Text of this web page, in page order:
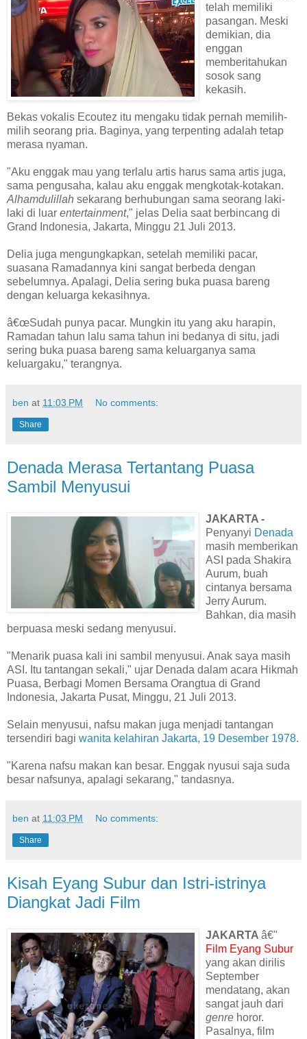
telah memiliki
pasangan. Meski
demikian, dia
enggan
memberitahukan
sosok sang
kekasih.
Bekas vokalis Ecoutez itu mengaku tidak pernah memilih-
milih seorang pria. Baginya, yang terpenting adalah tetap
merasa nyaman.
"Aku enggak mau yang terlalu artis harus sama artis juga,
sama pengusaha, kalau aku enggak mengkotak-kotakan.
Alhamdulillah sekarang berhubungan sama seorang laki-
laki di luar entertainment," jelas Delia saat berbincang di
Grand Indonesia, Jakarta, Minggu 21 Juli 2013.
Delia juga mengungkapkan, setelah memiliki pacar,
suasana Ramadannya kini sangat berbeda dengan
sebelumnya. Apalagi, Delia sering buka puasa bareng
dengan keluarga kekasihnya.
â€œSudah punya pacar. Mungkin itu yang aku harapin,
Ramadan tahun lalu sama tahun ini bedanya di situ, jadi
sering buka puasa bareng sama keluarganya sama
keluargaku," terangnya.
ben at 11:03 PM No comments:
Share
Denada Merasa Tertantang Puasa
Sambil Menyusui
JAKARTA -
Penyanyi Denada
masih memberikan
ASI pada Shakira
Aurum, buah
cintanya bersama
Jerry Aurum.
Bahkan, dia masih
berpuasa meski sedang menyusui.
"Menarik puasa kali ini sambil menyusui. Anak saya masih
ASI. Itu tantangan sekali," ujar Denada dalam acara Hikmah
Puasa, Berbagi Momen Bersama Orangtua di Grand
Indonesia, Jakarta Pusat, Minggu, 21 Juli 2013.
Selain menyusui, nafsu makan juga menjadi tantangan
tersendiri bagi wanita kelahiran Jakarta, 19 Desember 1978.
"Karena nafsu makan kan besar. Enggak nyusui saja suda
besar nafsunya, apalagi sekarang," tandasnya.
ben at 11:03 PM No comments:
Share
Kisah Eyang Subur dan Istri-istrinya
Diangkat Jadi Film
JAKARTA â€"
Film Eyang Subur
yang akan dirilis
September
mendatang, akan
sangat jauh dari
genre horor.
Pasalnya, film